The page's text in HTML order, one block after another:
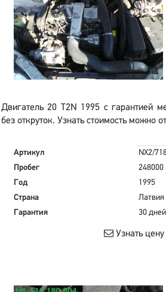
Двигатель 20 T2N 1995 с гарантией
без откруток. Узнать стоимость можно
Артикул
NX2/
Пробег
248000
Год
1995
Страна
Латвия
Гарантия
30 дней
Узнать цену